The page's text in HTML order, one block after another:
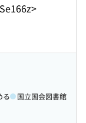
る 国立国会図書館